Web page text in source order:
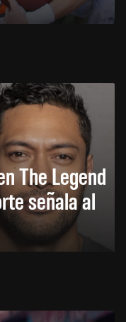
The Legend
señala al